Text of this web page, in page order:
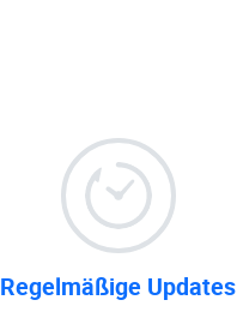
Regelmäßige Updates